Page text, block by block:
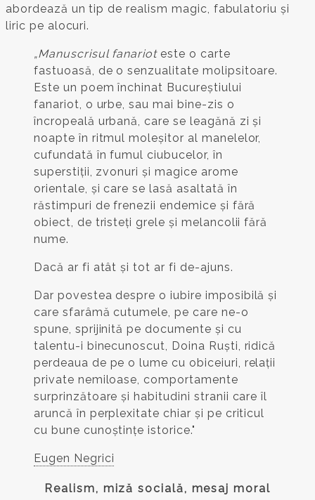
abordează un tip de realism magic, fabulatoriu și
liric pe alocuri.
„Manuscrisul fanarioteste o carte
fastuoasă, de o senzualitate molipsitoare.
Este un poem închinat Bucureștiului
fanariot, o urbe, sau mai bine-zis o
încropeală urbană, care se leagănă zi și
noapte în ritmul moleșitor al manelelor,
cufundată în fumul ciubucelor, în
superstiții, zvonuri și magice arome
orientale, și care se lasă asaltată în
răstimpuri de frenezii endemice și fără
obiect, de tristeți grele și melancolii fără
nume.
Dacă ar fi atât și tot ar fi de-ajuns.
Dar povestea despre o iubire imposibilă și
care sfarâmă cutumele, pe care ne-o
spune, sprijinită pe documente și cu
talentu-i binecunoscut, Doina Ruști, ridică
perdeaua de pe o lume cu obiceiuri, relații
private nemiloase, comportamente
surprinzătoare și habitudini stranii care îl
aruncă în perplexitate chiar și pe criticul
cu bune cunoștințe istorice."
Eugen Negrici
Realism, miză socială, mesaj moral